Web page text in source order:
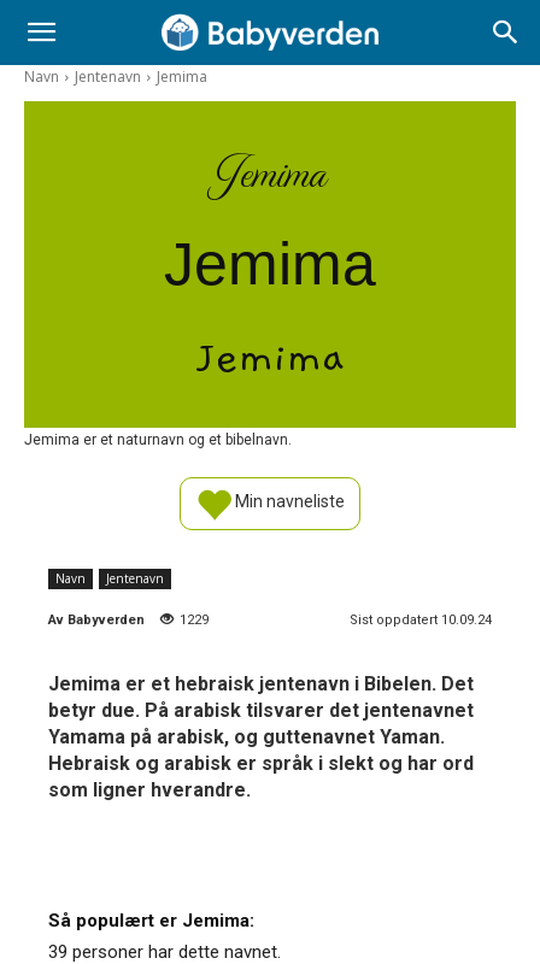
Navn Jentenavn Jemima
Jemima
Jemima
Jemima
Jemima er et naturnavn og et bibelnavn.
Min navneliste
Navn Jentenavn
Av Babyverden 1229 Sist oppdatert 10.09.24
Jemima er et hebraisk jentenavn i Bibelen. Det
betyr due. På arabisk tilsvarer det jentenavnet
Yamama på arabisk, og guttenavnet Yaman.
Hebraisk og arabisk er språk i slekt og har ord
som ligner hverandre.
Så populært er Jemima:
39 personer har dette navnet.